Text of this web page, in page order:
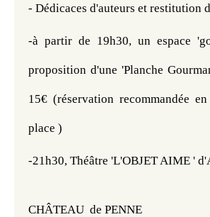
- Dédicaces d'auteurs et restitution
-à partir de 19h30, un espace
proposition d'une 'Planche
15€ (réservation recommandée
place )
-21h30, Théâtre 'L'OBJET AIME '
CHÂTEAU  de PENNE